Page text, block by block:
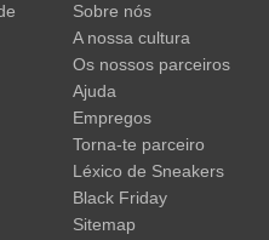
Sobre nós
A nossa cultura
Os nossos parceiros
Ajuda
Empregos
Torna-te parceiro
Léxico de Sneakers
Black Friday
Sitemap